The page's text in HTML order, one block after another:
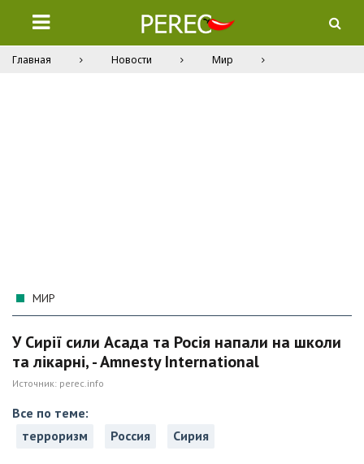
Главная Новости Мир
МИР
У Сирії сили Асада та Росія напали на школи
та лікарні, - Amnesty International
Источник: perec.info
Все по теме:
терроризм
Россия Сирия